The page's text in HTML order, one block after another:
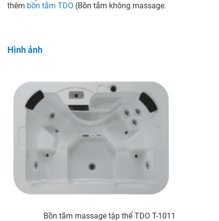
thêm bồn tắm TDO (Bồn tắm không massage.
Hình ảnh
Bồn tắm massage tập thể TDO T-1011